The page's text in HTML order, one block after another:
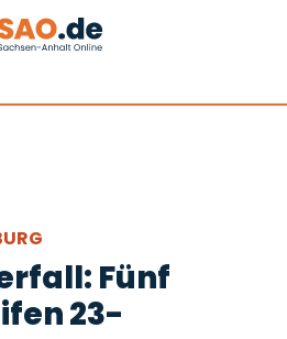
Fünf
23-